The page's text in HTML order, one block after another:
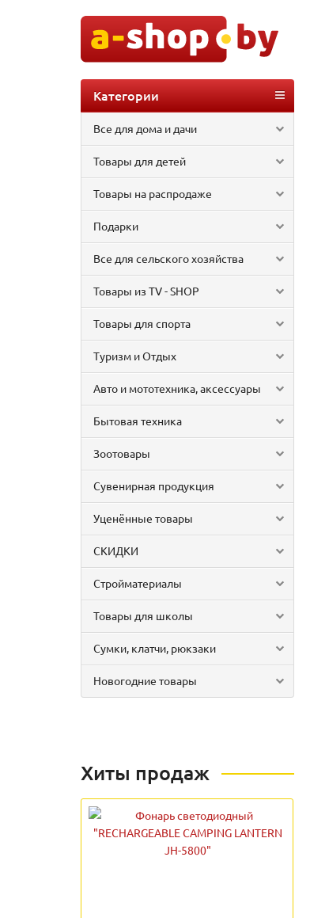
Категории
Все для дома и дачи
Товары для детей
Товары на распродаже
Подарки
Все для сельского хозяйства
Товары из TV - SHOP
Товары для спорта
Туризм и Отдых
Авто и мототехника, аксессуары
Бытовая техника
Зоотовары
Сувенирная продукция
Уценённые товары
СКИДКИ
Стройматериалы
Товары для школы
Сумки, клатчи, рюкзаки
Новогодние товары
Хиты продаж